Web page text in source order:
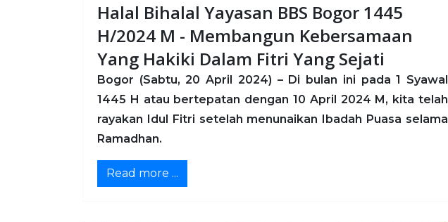
Halal Bihalal Yayasan BBS Bogor 1445
H/2024 M - Membangun Kebersamaan
Yang Hakiki Dalam Fitri Yang Sejati
Bogor (Sabtu, 20 April 2024) – Di bulan ini pada 1 Syawal
1445 H atau bertepatan dengan 10 April 2024 M, kita telah
rayakan Idul Fitri setelah menunaikan Ibadah Puasa selama
Ramadhan.
Read more ...